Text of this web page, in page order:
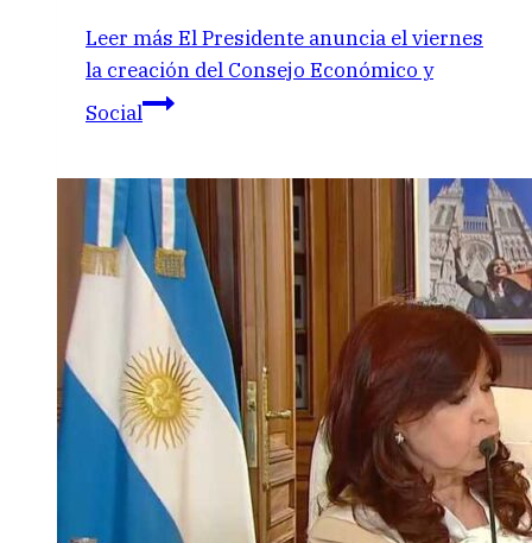
Leer más El Presidente anuncia el viernes
la creación del Consejo Económico y
Social